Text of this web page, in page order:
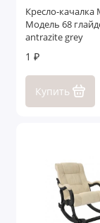
Кресло-
Модель 68 глайдер Verona
antrazite grey
1 ₽
Купить